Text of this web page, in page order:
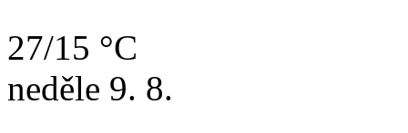
27/15 °C
neděle 9. 8.